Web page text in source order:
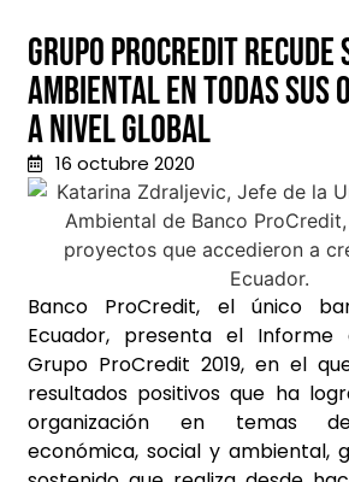
Grupo Procredit recude
ambiental en todas sus
a nivel global
16 octubre 2020
Banco ProCredit, el único
Ecuador, presenta el
Grupo ProCredit 2019, en el
resultados positivos que ha
organización en temas de
económica, social y ambiental,